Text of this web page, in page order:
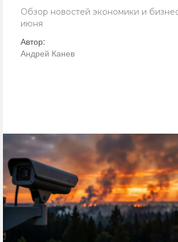
Обзор новостей экономики и
июня
Автор:
Андрей Канев